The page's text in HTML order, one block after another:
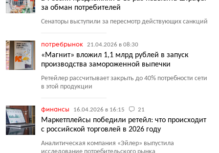
за обман потребителей
Сенаторы выступили за пересмотр действующих санкций
потребрынок 21.04.2026 в 08:30
«Магнит» вложил 1,1 млрд рублей в запуск
производства замороженной выпечки
Ретейлер рассчитывает закрыть до 40% потребности сети
в этой продукции
финансы 16.04.2026 в 16:15 21
Маркетплейсы победили ретейл: что происходит
с российской торговлей в 2026 году
Аналитическая компания «Эйлер» выпустила